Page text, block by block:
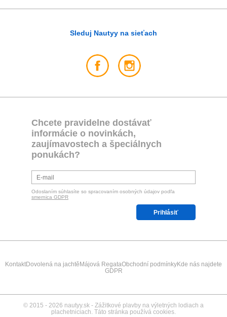
Sleduj Nautyy na sieťach
Chcete pravidelne dostávať
informácie o novinkách,
zaujímavostech a špeciálnych
ponukách?
Odoslaním súhlasíte so spracovaním osobných údajov podľa
smernica GDPR
Prihlásiť
KontaktDovolená na jachtě Májová RegataObchodní podmínkyKde nás najdete
GDPR
© 2015 - 2026 nautyy.sk - Zážitkové plavby na výletných lodiach a
plachetniciach. Táto stránka používá cookies.